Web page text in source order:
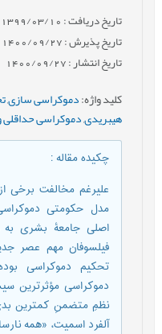
تاریخ دریافت : 1399/03/10
تاریخ پذیرش : 1400/09/27
تاریخ انتشار : 1400/09/27
کلید واژه:دموکراسی‏ سازی,
هیبریدی,دموکراسی حداقلی
چکیده مقاله:
علی‏رغم مخالفت برخی از
مدل حکومتی
اصلی جامعۀ بشری به
فیلسوفان مهم عصر
تحکیم دموکراسی
دموکراسی مؤثرترین
نظمِ متضمنِ کمترین
آلفرد اسمیت، «همه